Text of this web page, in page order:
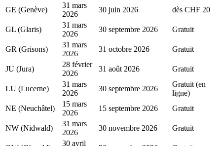
GE (Genève)
31 mars
2026
30 juin 2026 dès CHF 20
GL (Glaris)
31 mars
2026
30 septembre 2026 Gratuit
GR (Grisons)
31 mars
2026
31 octobre 2026 Gratuit
JU (Jura)
28 février
2026
31 août 2026 Gratuit
LU (Lucerne)
31 mars
2026
30 septembre 2026
Gratuit (en
ligne)
NE (Neuchâtel)
15 mars
2026
15 septembre 2026 Gratuit
NW (Nidwald)
31 mars
2026
30 novembre 2026 Gratuit
30 avril